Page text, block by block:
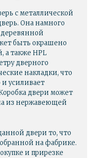
с металлической
Она намного
деревянной
быть окрашено
а также HPL
дверного
накладки, что
усиливает
двери может
из нержавеющей
двери то, что
на фабрике.
и прирезке